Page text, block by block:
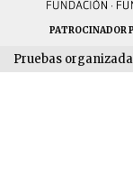
PATROCINADOR
Pruebas